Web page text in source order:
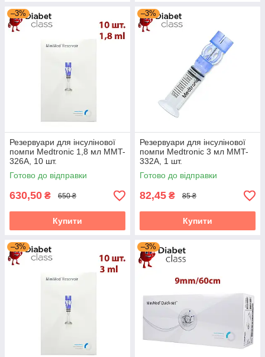
–3%
Резервуари для інсулінової
помпи Medtronic 1,8 мл MMT-
326A, 10 шт.
Готово до відправки
630,50 ₴ 650 ₴
Купити
–3%
Резервуари для інсулінової
помпи Medtronic 3 мл MMT-
332A, 1 шт.
Готово до відправки
82,45 ₴ 85 ₴
Купити
–3% –3%